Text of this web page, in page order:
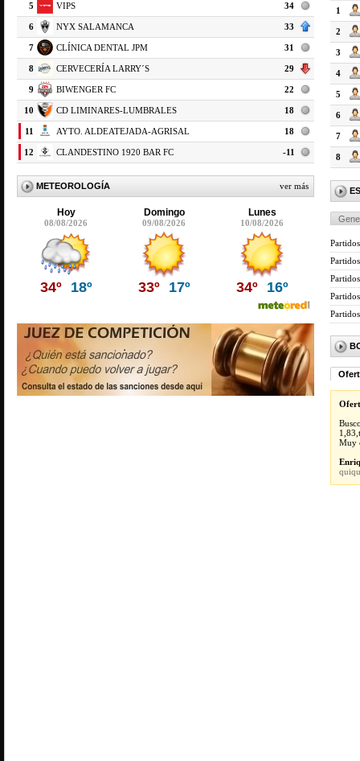
5 VIPS 34
6 NYX SALAMANCA 33
7 CLÍNICA DENTAL JPM 31
8 CERVECERÍA LARRY´S 29
9 BIWENGER FC 22
10 CD LIMINARES-LUMBRALES 18
11 AYTO. ALDEATEJADA-AGRISAL 18
12 CLANDESTINO 1920 BAR FC -11
METEOROLOGÍA ver más
Hoy
08/08/2026
34º 18º
Domingo
09/08/2026
33º 17º
Lunes
10/08/2026
34º 16º
1
2
3
4
5
6
7
8
Partidos
Muy